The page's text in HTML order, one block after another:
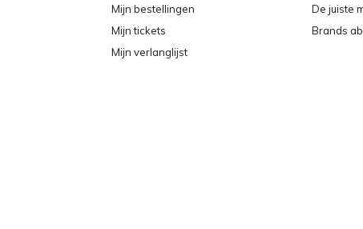
met een in de handel
C. Het gebruik van sterk
vermeden, maar leidt
met het
vervolgens aan de lucht
Mijn bestellingen
Mijn tickets
Mijn verlanglijst
De juiste
Brands